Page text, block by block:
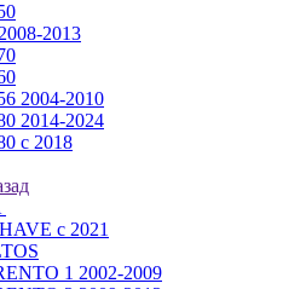
2013
2004-2010
2014-2024
c 2018
с 2021
1 2002-2009